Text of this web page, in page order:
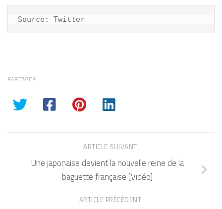
Source: Twitter
PARTAGER
ARTICLE SUIVANT
Une japonaise devient la nouvelle reine de la
baguette française [Vidéo]
ARTICLE PRÉCÉDENT